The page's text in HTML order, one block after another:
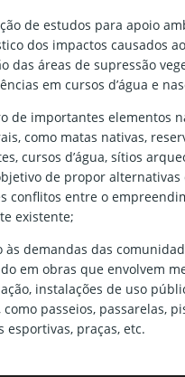
de estudos para apoio
dos impactos causados
das áreas de supressão
em cursos d’água e
de importantes elementos
como matas nativas,
cursos d’água, sítios
de propor
conflitos entre o
existente;
às demandas das
em obras que envolvem
instalações de uso
como passeios, passarelas,
esportivas, praças, etc.